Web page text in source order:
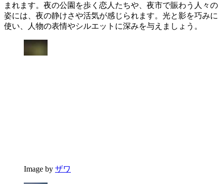
まれます。夜の公園を歩く恋人たちや、夜市で賑わう人々の
姿には、夜の静けさや活気が感じられます。光と影を巧みに
使い、人物の表情やシルエットに深みを与えましょう。
Image by ザワ